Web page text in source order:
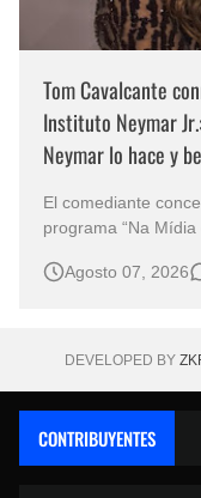
Tom Cavalcante
Instituto Neymar
Neymar lo hace y
El comediante
programa “Na
eventos benéficos más
Agosto 07, 2026
DEVELOPED BY
CONTRIBUYENTES